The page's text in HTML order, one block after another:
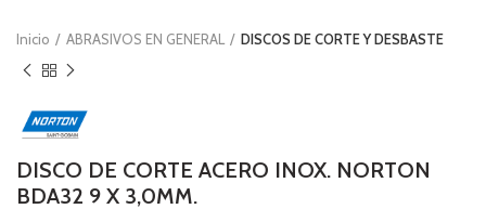
Inicio ABRASIVOS EN GENERAL DISCOS DE CORTE Y DESBASTE
DISCO DE CORTE ACERO INOX. NORTON
BDA32 9 X 3,0MM.